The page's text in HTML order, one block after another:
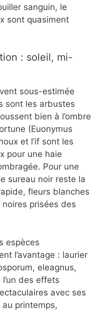
sanguin, le
sont quasiment
: soleil, mi-
sous-estimée
sont les arbustes
bien à l’ombre
(Euonymus
et l’if sont les
pour une haie
Pour une
sureau noir reste la
fleurs blanches
prisées des
espèces
l’avantage : laurier
eleagnus,
des effets
avec ses
printemps,